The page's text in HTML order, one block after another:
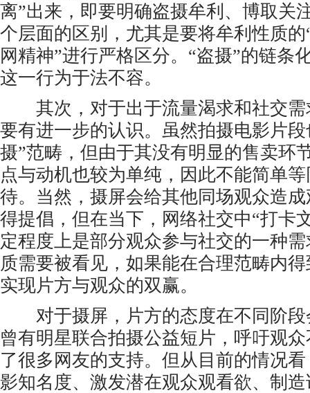
离”出来，即要明确盗摄牟利、博取关
个层面的区别，尤其是要将牟利性质的
网精神”进行严格区分。“盗摄”的链条
这一行为于法不容。
其次，对于出于流量渴求和社交需
要有进一步的认识。虽然拍摄电影片
摄”范畴，但由于其没有明显的售卖环
点与动机也较为单纯，因此不能简单
待。当然，摄屏会给其他同场观众造
得提倡，但在当下，网络社交中“打卡
定程度上是部分观众参与社交的一种
质需要被看见，如果能在合理范畴内
实现片方与观众的双赢。
对于摄屏，片方的态度在不同阶段
曾有明星联合拍摄公益短片，呼吁观
了很多网友的支持。但从目前的情况
影知名度、激发潜在观众观看欲、制